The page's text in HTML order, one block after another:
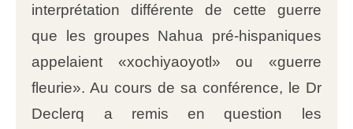
interprétation différente de cette guerre
que les groupes Nahua pré-hispaniques
appelaient «xochiyaoyotl» ou «guerre
fleurie». Au cours de sa conférence, le Dr
Declerq a remis en question les